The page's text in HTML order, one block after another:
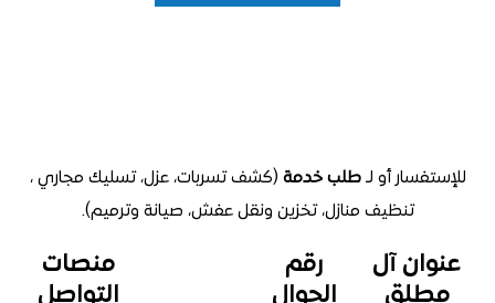
أو لـطلب خدمة(كشف تسربات، عزل، تسليك مجاري ،
تنظيف منازل، تخزين ونقل عفش، صيانة وترميم).
آل
رقم
الجوال
منصات
التواصل